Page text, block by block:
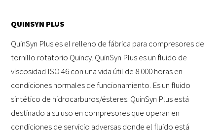
QUINSYN PLUS
QuinSyn Plus es el relleno de fábrica para compresores de
tornillo rotatorio Quincy. QuinSyn Plus es un fluido de
viscosidad ISO 46 con una vida útil de 8.000 horas en
condiciones normales de funcionamiento. Es un fluido
sintético de hidrocarburos/ésteres. QuinSyn Plus está
destinado a su uso en compresores que operan en
condiciones de servicio adversas donde el fluido está